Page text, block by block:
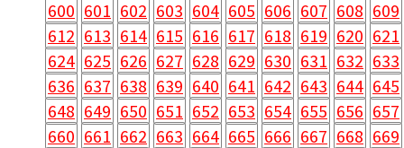
600 601 602 603 604 605 606 607 608 609
612 613 614 615 616 617 618 619 620 621
624 625 626 627 628 629 630 631 632 633
636 637 638 639 640 641 642 643 644 645
648 649 650 651 652 653 654 655 656 657
660 661 662 663 664 665 666 667 668 669